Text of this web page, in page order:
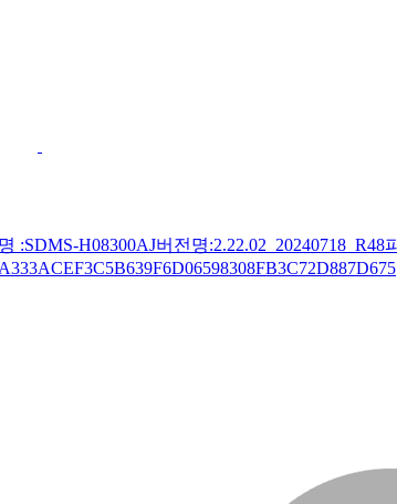
:SDMS-H08300AJ버전명:2.22.02_20240718_R48